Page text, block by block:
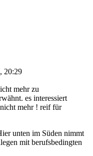
20:29
mehr zu
es interessiert
mehr ! reif für
unten im Süden nimmt
mit berufsbedingten